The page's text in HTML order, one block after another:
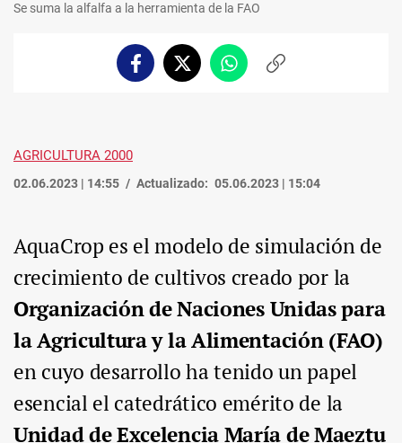
Se suma la alfalfa a la herramienta de la FAO
FacebookTwitterWhatsappCopiar
AGRICULTURA 2000
02.06.2023 | 14:55 Actualizado: 05.06.2023 | 15:04
AquaCrop es el modelo de simulación de
crecimiento de cultivos creado por la
Organización de Naciones Unidaspara
la Agricultura y la Alimentación (FAO)
en cuyo desarrollo ha tenido un papel
esencial el catedrático emérito de la
Unidad de Excelencia María de Maeztu